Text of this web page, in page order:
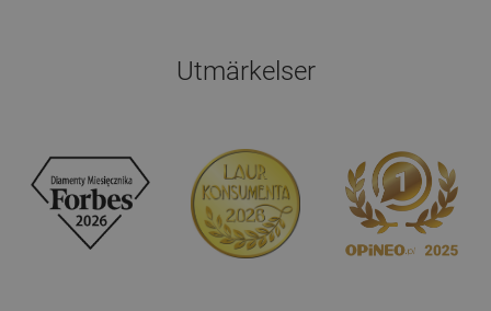
Utmärkelser